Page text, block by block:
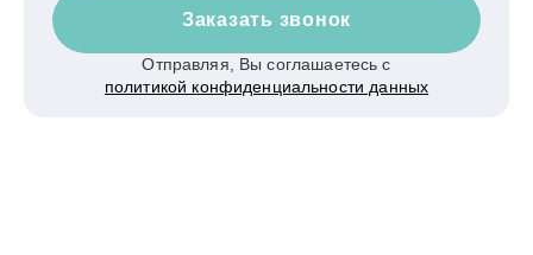
Заказать звонок
Отправляя, Вы соглашаетесь с
политикой конфиденциальности данных